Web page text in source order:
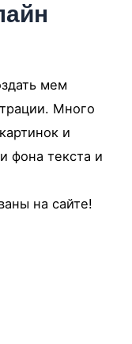
мем
Много
и
фона текста и
на сайте!